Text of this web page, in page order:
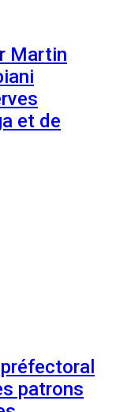
Martin
et de
patrons